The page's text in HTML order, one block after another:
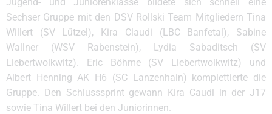
Sechser Gruppe mit den DSV Rollski Team Mitgliedern Tina
Willert (SV Lützel), Kira Claudi (LBC Banfetal), Sabine
Wallner (WSV Rabenstein), Lydia Sabaditsch (SV
Liebertwolkwitz). Eric Böhme (SV Liebertwolkwitz) und
Albert Henning AK H6 (SC Lanzenhain) komplettierte die
Gruppe. Den Schlusssprint gewann Kira Caudi in der J17
sowie Tina Willert bei den Juniorinnen.